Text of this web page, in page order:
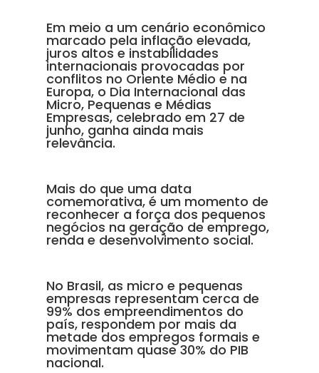
Em meio a um cenário econômico
marcado pela inflação elevada,
juros altos e instabilidades
internacionais provocadas por
conflitos no Oriente Médio e na
Europa, o Dia Internacional das
Micro, Pequenas e Médias
Empresas, celebrado em 27 de
junho, ganha ainda mais
relevância.
Mais do que uma data
comemorativa, é um momento de
reconhecer a força dos pequenos
negócios na geração de emprego,
renda e desenvolvimento social.
No Brasil, as micro e pequenas
empresas representam cerca de
99% dos empreendimentos do
país, respondem por mais da
metade dos empregos formais e
movimentam quase 30% do PIB
nacional.